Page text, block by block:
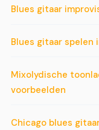
Blues gitaar
Blues gitaar spelen
Mixolydische
voorbeelden
Chicago blues